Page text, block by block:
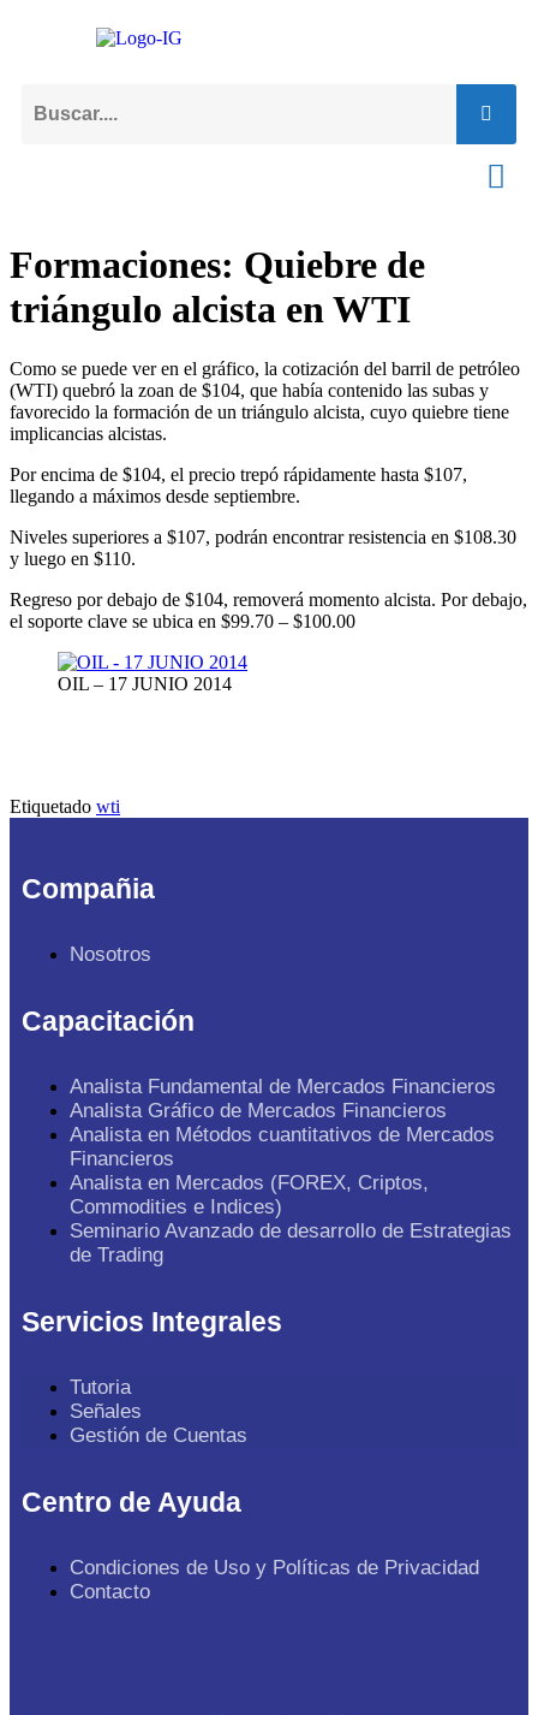
Formaciones: Quiebre de
triángulo alcista en WTI
Como se puede ver en el gráfico, la cotización del barril de petróleo
(WTI) quebró la zoan de $104, que había contenido las subas y
favorecido la formación de un triángulo alcista, cuyo quiebre tiene
implicancias alcistas.
Por encima de $104, el precio trepó rápidamente hasta $107,
llegando a máximos desde septiembre.
Niveles superiores a $107, podrán encontrar resistencia en $108.30
y luego en $110.
Regreso por debajo de $104, removerá momento alcista. Por debajo,
el soporte clave se ubica en $99.70 – $100.00
OIL – 17 JUNIO 2014
Etiquetado wti
Compañia
Nosotros
Capacitación
Analista Fundamental de Mercados Financieros
Analista Gráfico de Mercados Financieros
Analista en Métodos cuantitativos de Mercados
Financieros
Analista en Mercados (FOREX, Criptos,
Commodities e Indices)
Seminario Avanzado de desarrollo de Estrategias
de Trading
Servicios Integrales
Tutoria
Señales
Gestión de Cuentas
Centro de Ayuda
Condiciones de Uso y Políticas de Privacidad
Contacto